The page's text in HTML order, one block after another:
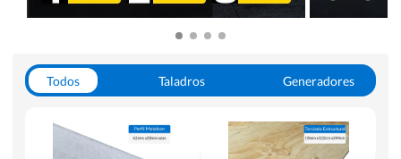
Todos Taladros
Generadores
Herramientas Manuales
Sierras Circulares